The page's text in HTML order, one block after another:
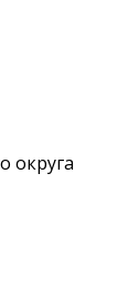
округа